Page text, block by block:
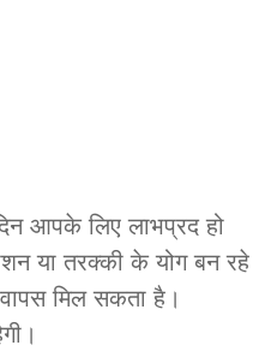
आपके लिए लाभप्रद हो
या तरक्की के योग बन रहे
मिल सकता है।